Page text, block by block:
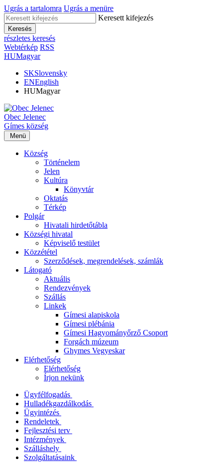
Ugrás a tartalomra Ugrás a menüre
Keresett kifejezés
Keresés
részletes keresés
Webtérkép RSS
HUMagyar
SKSlovensky
ENEnglish
HUMagyar
Obec Jelenec
Gímes község
Menü
Község
Történelem
Jelen
Kultúra
Könyvtár
Oktatás
Térkép
Polgár
Hivatali hirdetőtábla
Községi hivatal
Képviselő testület
Közzététel
Szerződések, megrendelések, számlák
Látogató
Aktuális
Rendezvények
Szállás
Linkek
Gímesi alapiskola
Gímesi plébánia
Gímesi Hagyományőrző Csoport
Forgách múzeum
Ghymes Vegyeskar
Elérhetőség
Elérhetőség
Írjon nekünk
Ügyfélfogadás
Hulladékgazdálkodás
Ügyintézés
Rendeletek
Fejlesztési terv
Intézmények
Szálláshely
Szolgáltatásaink